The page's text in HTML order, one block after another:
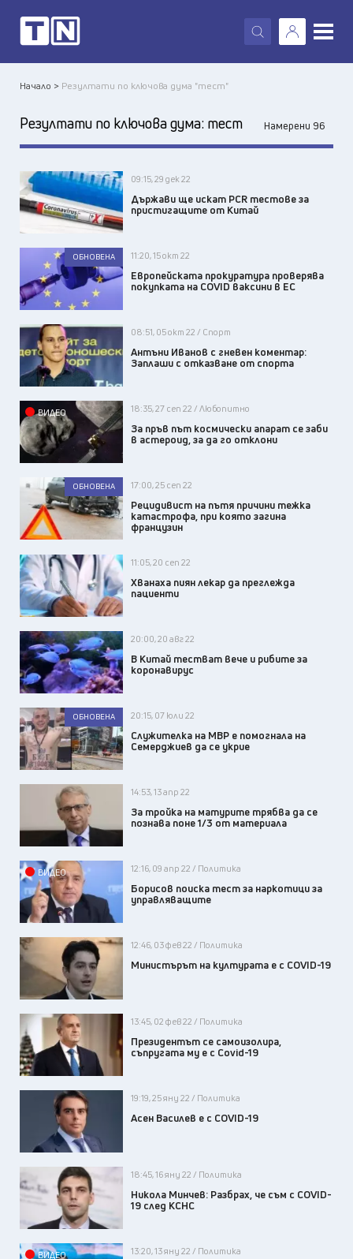
X
Начало > Резултати по ключова дума "тест"
Резултати по ключова дума: тест Намерени 96
09:15, 29 дек 22
Държави ще искат PCR тестове за
пристигащите от Китай
ОБНОВЕНА 11:20, 15 окт 22
Европейската прокуратура проверява
покупката на COVID ваксини в ЕС
08:51, 05 окт 22 / Спорт
Антъни Иванов с гневен коментар:
Заплаши с отказване от спорта
ВИДЕО 18:35, 27 сеп 22 / Любопитно
За пръв път космически апарат се заби
в астероид, за да го отклони
ОБНОВЕНА 17:00, 25 сеп 22
Рецидивист на пътя причини тежка
катастрофа, при която загина
французин
11:05, 20 сеп 22
Хванаха пиян лекар да преглежда
пациенти
20:00, 20 авг 22
В Китай тестват вече и рибите за
коронавирус
ОБНОВЕНА 20:15, 07 юли 22
Служителка на МВР е помогнала на
Семерджиев да се укрие
14:53, 13 апр 22
За тройка на матурите трябва да се
познава поне 1/3 от материала
ВИДЕО 12:16, 09 апр 22 / Политика
Борисов поиска тест за наркотици за
управляващите
12:46, 03 фев 22 / Политика
Министърът на културата е с COVID-19
13:45, 02 фев 22 / Политика
Президентът се самоизолира,
съпругата му е с Covid-19
19:19, 25 яну 22 / Политика
Асен Василев е с COVID-19
18:45, 16 яну 22 / Политика
Никола Минчев: Разбрах, че съм с COVID-
19 след КСНС
ВИДЕО 13:20, 13 яну 22 / Политика